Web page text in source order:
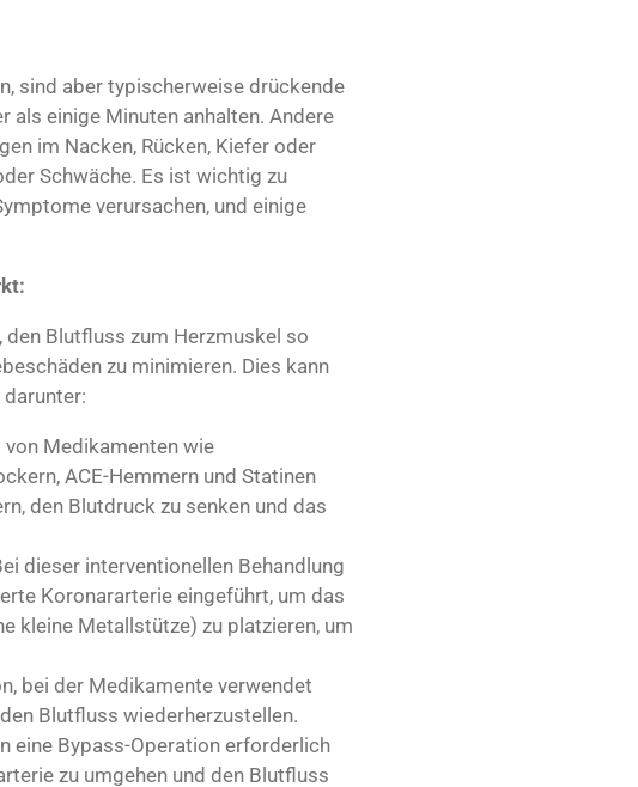
sind aber typischerweise drückende
als einige Minuten anhalten. Andere
im Nacken, Rücken, Kiefer oder
Schwäche. Es ist wichtig zu
verursachen, und einige
Blutfluss zum Herzmuskel so
zu minimieren. Dies kann
von Medikamenten wie
ACE-Hemmern und Statinen
den Blutdruck zu senken und das
dieser interventionellen Behandlung
Koronararterie eingeführt, um das
kleine Metallstütze) zu platzieren, um
bei der Medikamente verwendet
Blutfluss wiederherzustellen.
eine Bypass-Operation erforderlich
zu umgehen und den Blutfluss